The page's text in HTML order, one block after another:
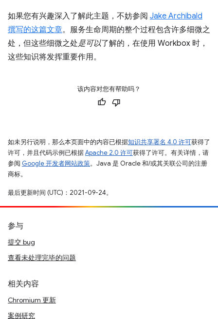
如果您有兴趣深入了解此主题，不妨参阅 Jake Archibald
撰写的这篇文章。服务生命周期的整个过程包含许多细微之
处，但这些细微之处是可以了解的，在使用 Workbox 时，
这些知识将发挥重要作用。
该内容对您有帮助吗？
如未另行说明，那么本页面中的内容已根据知识共享署名 4.0 许可获得了
许可，并且代码示例已根据Apache 2.0 许可获得了许可。有关详情，请
参阅 Google 开发者网站政策。Java 是 Oracle 和/或其关联公司的注册
商标。
最后更新时间 (UTC)：2021-09-24。
参与
提交 bug
查看未处理完毕的问题
相关内容
Chromium 更新
案例研究